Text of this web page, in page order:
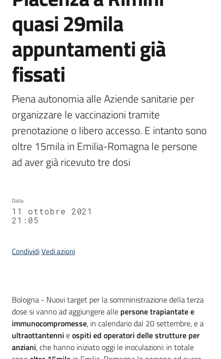
quasi 29mila
appuntamenti già
fissati
Piena autonomia alle Aziende sanitarie per
organizzare le vaccinazioni tramite
prenotazione o libero accesso. E intanto sono
oltre 15mila in Emilia-Romagna le persone
ad aver già ricevuto tre dosi
Data:
11 ottobre 2021
21:05
CondividiVedi azioni
Contenuto
Bologna - Nuovi target per la somministrazione della terza
dose si vanno ad aggiungere alle persone trapiantate e
immunocompromesse, in calendario dal 20 settembre, e a
ultraottantenni eospiti ed operatori delle strutture per
anziani, che hanno iniziato oggi le inoculazioni: in totale